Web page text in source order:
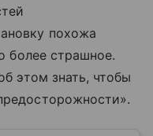
похожа
более страшное.
этом знать, чтобы